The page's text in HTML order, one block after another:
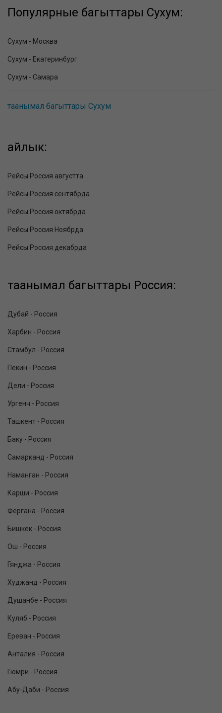
Популярные багыттары Сухум:
Сухум - Москва
Сухум - Екатеринбург
Сухум - Самара
таанымал багыттары Сухум
айлык:
Рейсы Россия августта
Рейсы Россия сентябрда
Рейсы Россия октябрда
Рейсы Россия Ноябрда
Рейсы Россия декабрда
таанымал багыттары Россия:
Дубай - Россия
Харбин - Россия
Стамбул - Россия
Пекин - Россия
Дели - Россия
Ургенч - Россия
Ташкент - Россия
Баку - Россия
Самарканд - Россия
Наманган - Россия
Карши - Россия
Фергана - Россия
Бишкек - Россия
Ош - Россия
Гянджа - Россия
Худжанд - Россия
Душанбе - Россия
Куляб - Россия
Ереван - Россия
Анталия - Россия
Гюмри - Россия
Абу-Даби - Россия